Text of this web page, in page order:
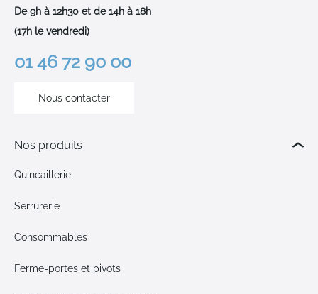
De 9h à 12h30 et de 14h à 18h
(17h le vendredi)
01 46 72 90 00
Nous contacter
Nos produits
Quincaillerie
Serrurerie
Consommables
Ferme-portes et pivots